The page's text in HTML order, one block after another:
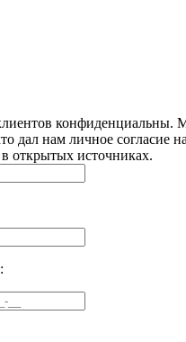
конфиденциальны.
дал нам личное согласие
открытых источниках.